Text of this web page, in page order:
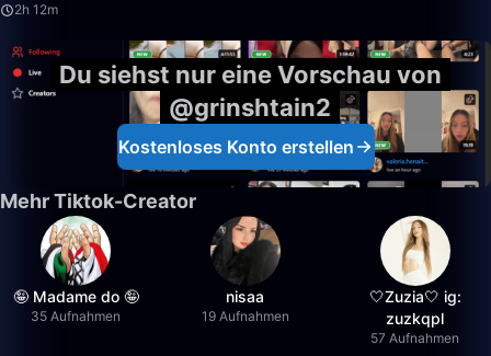
2h 12m
Du siehst nur eine Vorschau von
@grinshtain2
Kostenloses Konto erstellen
Mehr Tiktok-Creator
🤪 Madame do 🤪
35 Aufnahmen
nisaa
19 Aufnahmen
🤍Zuzia🤍 ig:
zuzkqpl
57 Aufnahmen